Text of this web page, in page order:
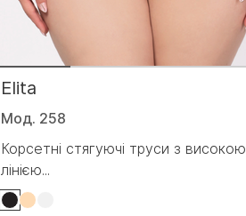
Elita
Мод. 258
Корсетні стягуючі труси з високою
лінією...